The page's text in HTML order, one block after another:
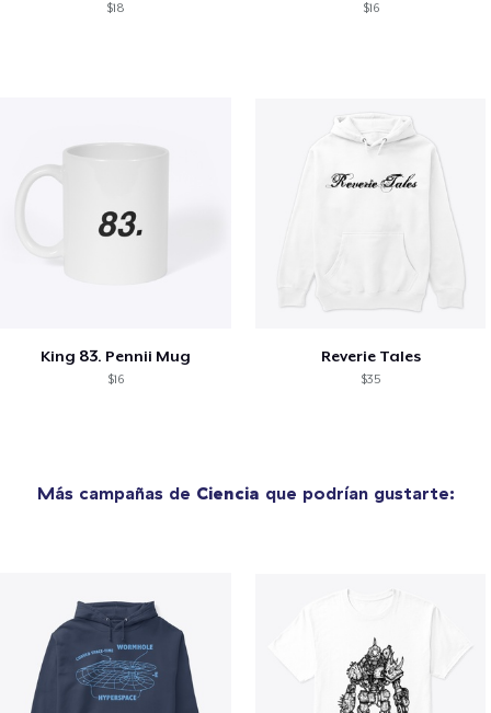
$18 $16
King 83. Pennii Mug
$16
Reverie Tales
$35
Más campañas de Ciencia que podrían gustarte: